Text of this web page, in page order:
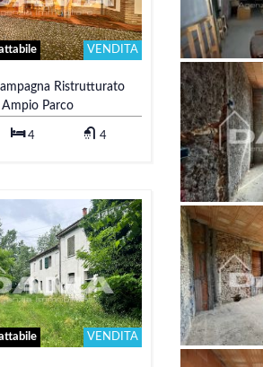
VENDITA
Ristrutturato
Parco
4 4
VENDITA